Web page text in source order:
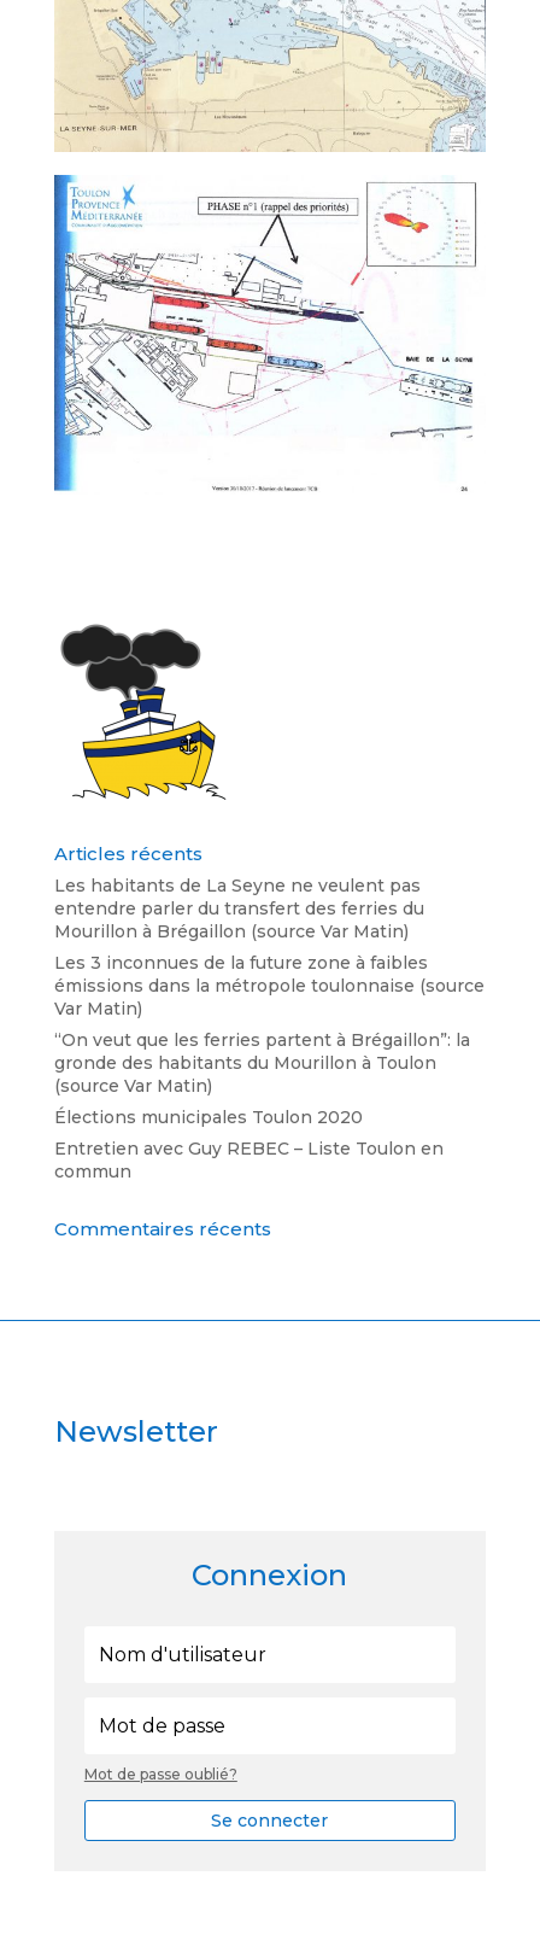
Articles récents
Les habitants de La Seyne ne veulent pas
entendre parler du transfert des ferries du
Mourillon à Brégaillon (source Var Matin)
Les 3 inconnues de la future zone à faibles
émissions dans la métropole toulonnaise (source
Var Matin)
“On veut que les ferries partent à Brégaillon”: la
gronde des habitants du Mourillon à Toulon
(source Var Matin)
Élections municipales Toulon 2020
Entretien avec Guy REBEC – Liste Toulon en
commun
Commentaires récents
Newsletter
Connexion
Mot de passe oublié?
Se connecter